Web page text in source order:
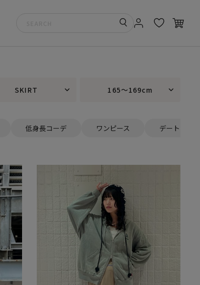
SKIRT 165～169cm
低身長コーデ ワンピース デート